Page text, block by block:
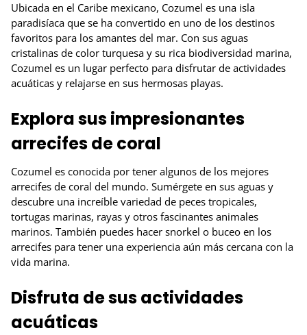
Ubicada en el Caribe mexicano, Cozumel es una isla
paradisíaca que se ha convertido en uno de los destinos
favoritos para los amantes del mar. Con sus aguas
cristalinas de color turquesa y su rica biodiversidad marina,
Cozumel es un lugar perfecto para disfrutar de actividades
acuáticas y relajarse en sus hermosas playas.
Explora sus impresionantes
arrecifes de coral
Cozumel es conocida por tener algunos de los mejores
arrecifes de coral del mundo. Sumérgete en sus aguas y
descubre una increíble variedad de peces tropicales,
tortugas marinas, rayas y otros fascinantes animales
marinos. También puedes hacer snorkel o buceo en los
arrecifes para tener una experiencia aún más cercana con la
vida marina.
Disfruta de sus actividades
acuáticas